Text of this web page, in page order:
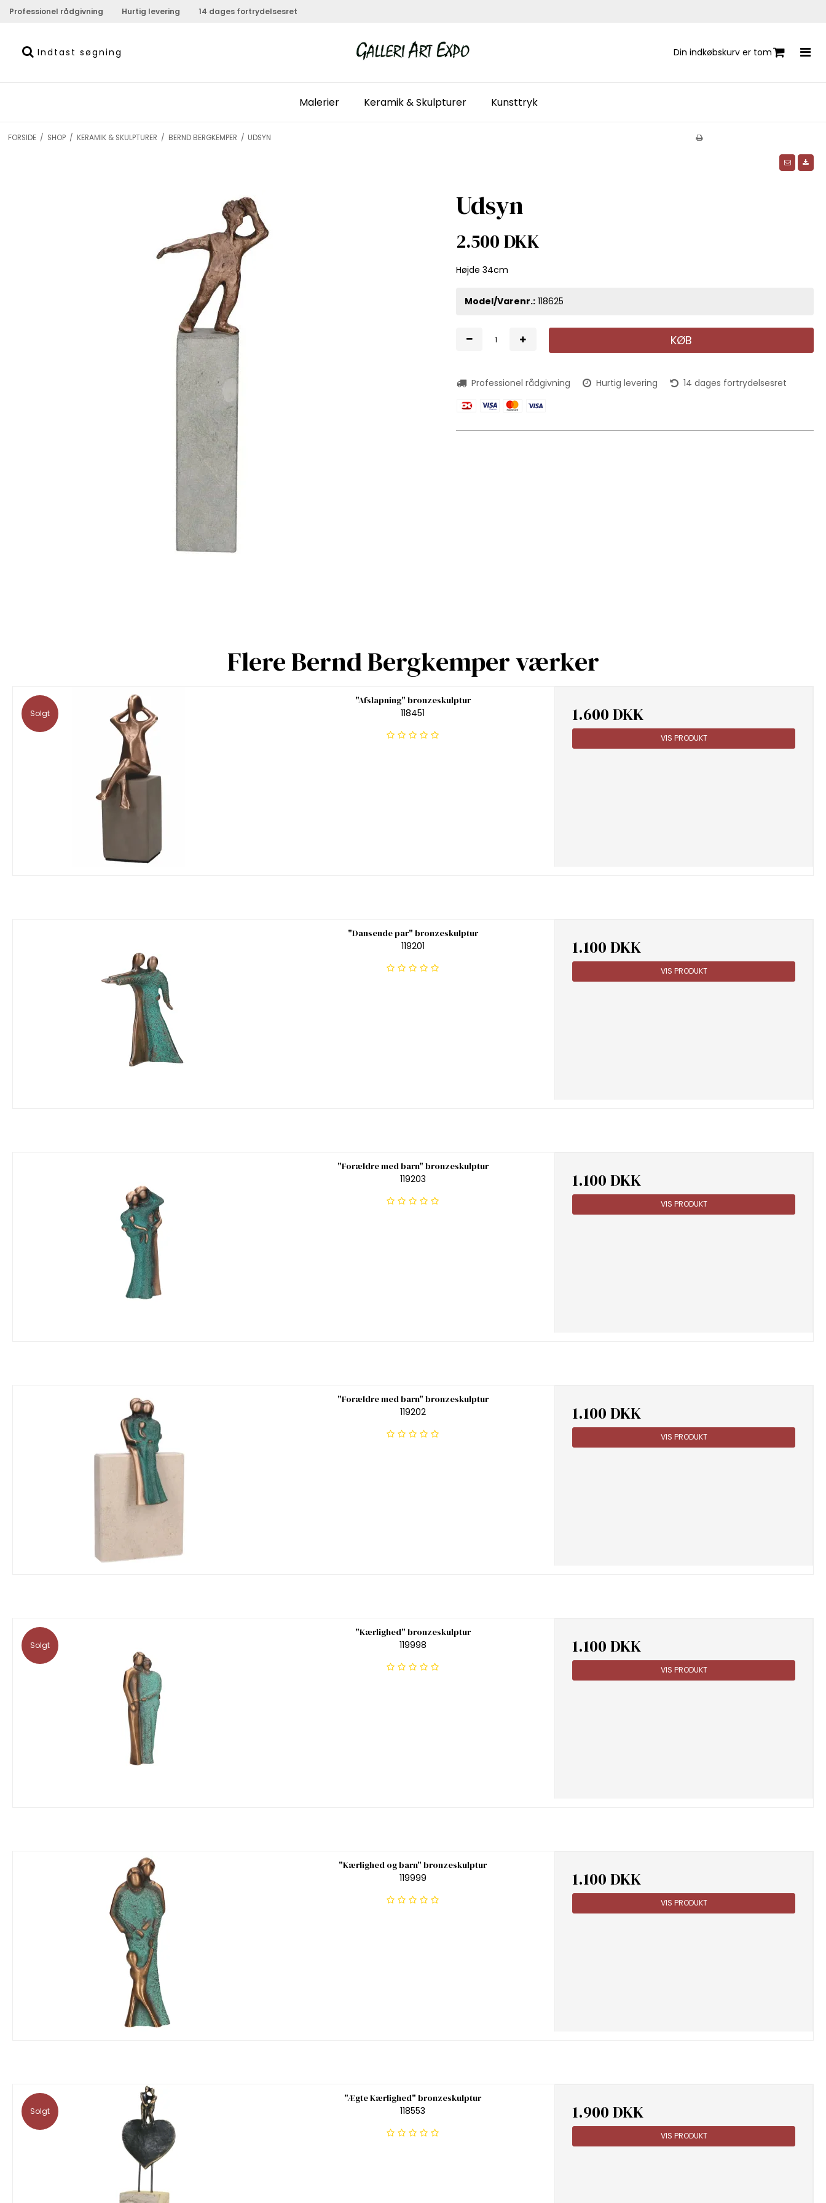
Professionel rådgivning Hurtig levering 14 dages fortrydelsesret
Din indkøbskurv er tom
Malerier Keramik & Skulpturer Kunsttryk
FORSIDE / SHOP / KERAMIK & SKULPTURER / BERND BERGKEMPER / UDSYN
Udsyn
2.500 DKK
Højde 34cm
Model/Varenr.: 118625
KØB
Professionel rådgivning Hurtig levering 14 dages fortrydelsesret
Flere Bernd Bergkemper værker
Solgt
"Afslapning" bronzeskulptur
118451
1.600 DKK
VIS PRODUKT
"Dansende par" bronzeskulptur
119201
1.100 DKK
VIS PRODUKT
"Forældre med barn" bronzeskulptur
119203
1.100 DKK
VIS PRODUKT
"Forældre med barn" bronzeskulptur
119202
1.100 DKK
VIS PRODUKT
Solgt
"Kærlighed" bronzeskulptur
119998
1.100 DKK
VIS PRODUKT
"Kærlighed og barn" bronzeskulptur
119999
1.100 DKK
VIS PRODUKT
Solgt
"Ægte Kærlighed" bronzeskulptur
118553
1.900 DKK
VIS PRODUKT